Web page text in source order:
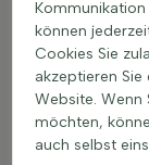
meserveae
Wert, da er
Blüten, die im
Schmetterlinge
normalem
Heckenpflanze
Haustieren
können
Cookies Sie
akzeptieren
Website. Wenn
möchten,
auch selbst